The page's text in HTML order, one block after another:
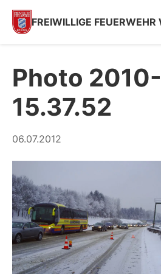
FREIWILLIGE FEUERWEHR
Tag der
SPENDEN
Photo
15.37.52
06.07.2012